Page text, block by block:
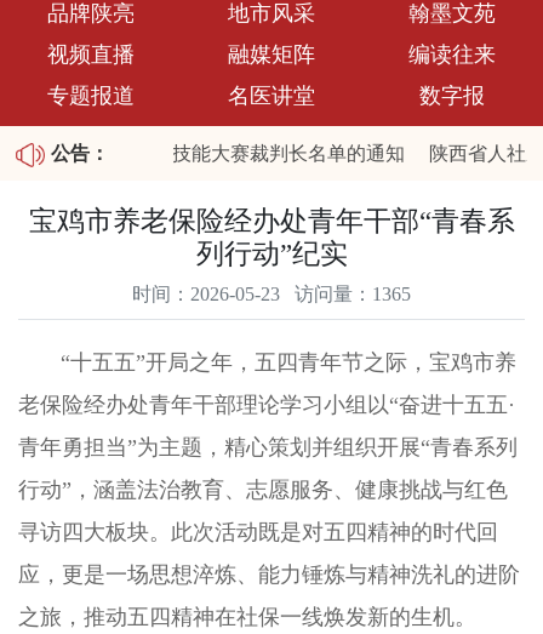
品牌陕亮
地市风采
翰墨文苑
视频直播
融媒矩阵
编读往来
专题报道
名医讲堂 数字报
公告：
陕西省2026职业技能大赛裁判长名单的通知 陕西省人社
第四批拖欠农民工工资失信联合惩戒对象名单和重大劳动保
宝鸡市养老保险经办处青年干部“青春系
列行动”纪实
时间：2026-05-23 访问量：1365
“十五五”开局之年，五四青年节之际，宝鸡市养
老保险经办处青年干部理论学习小组以“奋进十五五·
青年勇担当”为主题，精心策划并组织开展“青春系列
行动”，涵盖法治教育、志愿服务、健康挑战与红色
寻访四大板块。此次活动既是对五四精神的时代回
应，更是一场思想淬炼、能力锤炼与精神洗礼的进阶
之旅，推动五四精神在社保一线焕发新的生机。